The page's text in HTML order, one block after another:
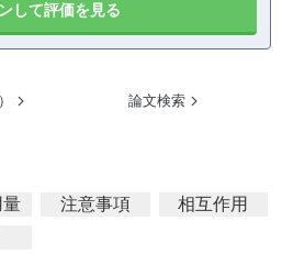
して評価を見る
論文検索
量 注意事項
相互作用